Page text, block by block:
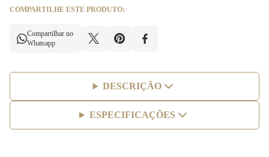
COMPARTILHE ESTE PRODUTO:
Compartilhar no
Whatsapp
DESCRIÇÃO
ESPECIFICAÇÕES